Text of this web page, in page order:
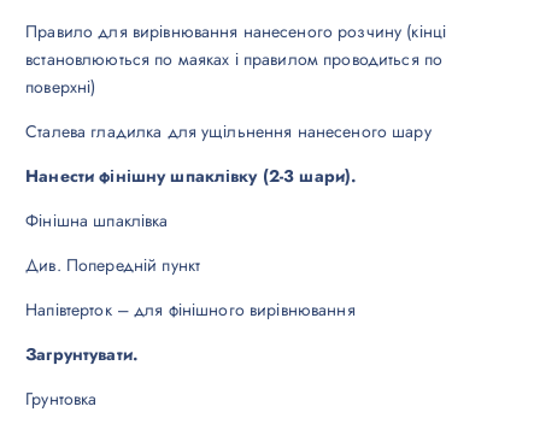
Правило для вирівнювання нанесеного розчину (кінці
встановлюються по маяках і правилом проводиться по
поверхні)
Сталева гладилка для ущільнення нанесеного шару
Нанести фінішну шпаклівку (2-3 шари).
Фінішна шпаклівка
Див. Попередній пункт
Напівтерток – для фінішного вирівнювання
Загрунтувати.
Грунтовка